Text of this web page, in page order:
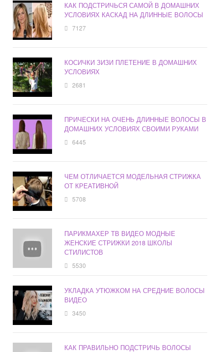
КАК ПОДСТРИЧЬСЯ САМОЙ В ДОМАШНИХ
УСЛОВИЯХ КАСКАД НА ДЛИННЫЕ ВОЛОСЫ
7127
КОСИЧКИ ЗИЗИ ПЛЕТЕНИЕ В ДОМАШНИХ
УСЛОВИЯХ
2681
ПРИЧЕСКИ НА ОЧЕНЬ ДЛИННЫЕ ВОЛОСЫ В
ДОМАШНИХ УСЛОВИЯХ СВОИМИ РУКАМИ
6445
ЧЕМ ОТЛИЧАЕТСЯ МОДЕЛЬНАЯ СТРИЖКА
ОТ КРЕАТИВНОЙ
5708
ПАРИКМАХЕР ТВ ВИДЕО МОДНЫЕ
ЖЕНСКИЕ СТРИЖКИ 2018 ШКОЛЫ
СТИЛИСТОВ
5530
УКЛАДКА УТЮЖКОМ НА СРЕДНИЕ ВОЛОСЫ
ВИДЕО
3450
КАК ПРАВИЛЬНО ПОДСТРИЧЬ ВОЛОСЫ